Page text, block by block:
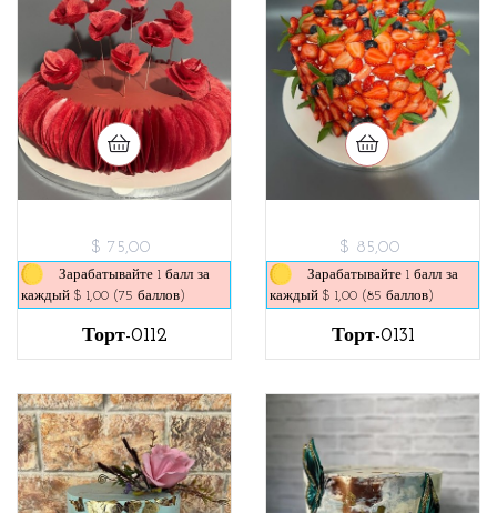
$ 75,00
Зарабатывайте 1 балл за
каждый $ 1,00 (75 баллов)
Торт-0112
$ 85,00
Зарабатывайте 1 балл за
каждый $ 1,00 (85 баллов)
Торт-0131